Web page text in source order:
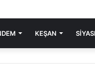
KEŞAN